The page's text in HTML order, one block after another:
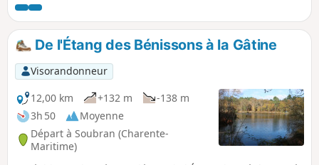
circuit ombragé et agréable se poursuit sur routes et
chemins forestiers avant de redescendre vers la tourbière
d'où l'on peut emprunter le sentier découverte à la
rencontre des espèces animales et végétales détaillées sur
les panneaux le long des passerelles aménagées.
De l'Étang des Bénissons à la Gâtine
Visorandonneur
12,00 km
+132 m
-138 m
3h 50
Moyenne
Départ à Soubran (Charente-
Maritime)